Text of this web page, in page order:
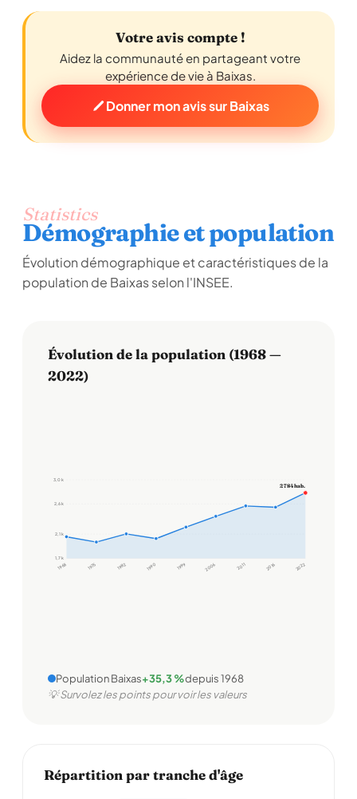
Votre avis compte !
Aidez la communauté en partageant votre
expérience de vie à Baixas.
Donner mon avis sur Baixas
Statistics
Démographie et population
Évolution démographique et caractéristiques de la
population de Baixas selon l'INSEE.
Évolution de la population (1968 —
2022)
1,7 k
2,1 k
2,6 k
3,0 k
1968 1975 1982 1990 1999 2006 2011 2016 2022
2 784 hab.
Population Baixas+35,3 %depuis 1968
💡 Survolez les points pour voir les valeurs
Répartition par tranche d'âge